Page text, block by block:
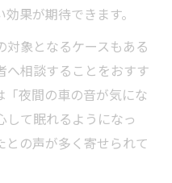
果が期待できます。
対象となるケースもある
へ相談することをおすす
夜間の車の音が気にな
して眠れるようになっ
との声が多く寄せられて